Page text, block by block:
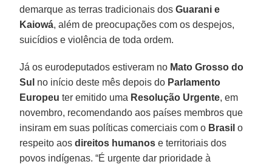
demarque as terras tradicionais dosGuarani e
Kaiowá, além de preocupações com os despejos,
suicídios e violência de toda ordem.
Já os eurodeputados estiveram no Mato Grosso do
Sul no início deste mês depois do Parlamento
Europeu ter emitido uma Resolução Urgente, em
novembro, recomendando aos países membros que
insiram em suas políticas comerciais com o Brasil o
respeito aosdireitos humanos e territoriais dos
povos indígenas. “É urgente dar prioridade à